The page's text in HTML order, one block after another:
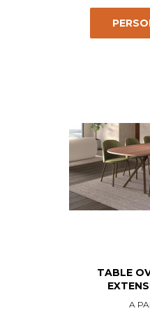
TABLE
A